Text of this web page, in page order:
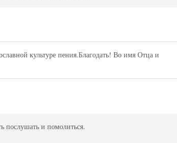
культуре пения.Благодать! Во имя Отца и
послушать и помолиться.